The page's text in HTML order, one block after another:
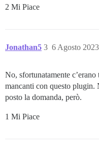
2 Mi Piace
Jonathan5 6 Agosto
3
No, sfortunatamente
mancanti con questo plugin.
posto la domanda, però.
1 Mi Piace